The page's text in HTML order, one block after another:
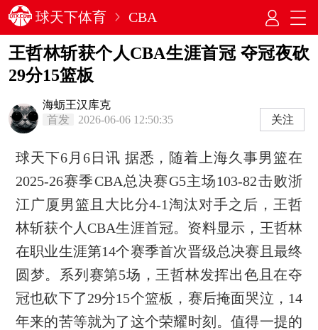
球天下体育 CBA
王哲林斩获个人CBA生涯首冠 夺冠夜砍
29分15篮板
海蛎王汉库克
首发
2026-06-06 12:50:35 关注
球天下6月6日讯 据悉，随着上海久事男篮在
2025-26赛季CBA总决赛G5主场103-82击败浙
江广厦男篮且大比分4-1淘汰对手之后，王哲
林斩获个人CBA生涯首冠。资料显示，王哲林
在职业生涯第14个赛季首次晋级总决赛且最终
圆梦。系列赛第5场，王哲林发挥出色且在夺
冠也砍下了29分15个篮板，赛后掩面哭泣，14
年来的苦等就为了这个荣耀时刻。值得一提的